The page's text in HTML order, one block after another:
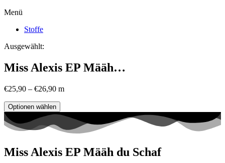
Menü
Stoffe
Ausgewählt:
Miss Alexis EP Määh…
€25,90 – €26,90 m
Optionen wählen
Miss Alexis EP Määh du Schaf